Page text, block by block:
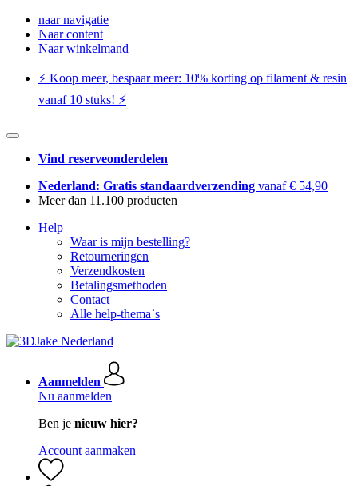
naar navigatie
Naar content
Naar winkelmand
⚡️ Koop meer, bespaar meer: ​​10% korting op filament & resin
vanaf 10 stuks! ⚡️
Vind reserveonderdelen
Nederland: Gratis standaardverzending vanaf € 54,90
Meer dan 11.100 producten
Help
Waar is mijn bestelling?
Retourneringen
Verzendkosten
Betalingsmethoden
Contact
Alle help-thema`s
Aanmelden
Nu aanmelden
Ben je nieuw hier?
Account aanmaken